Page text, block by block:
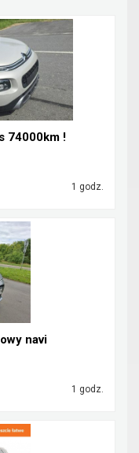
74000km !
1 godz.
navi
1 godz.